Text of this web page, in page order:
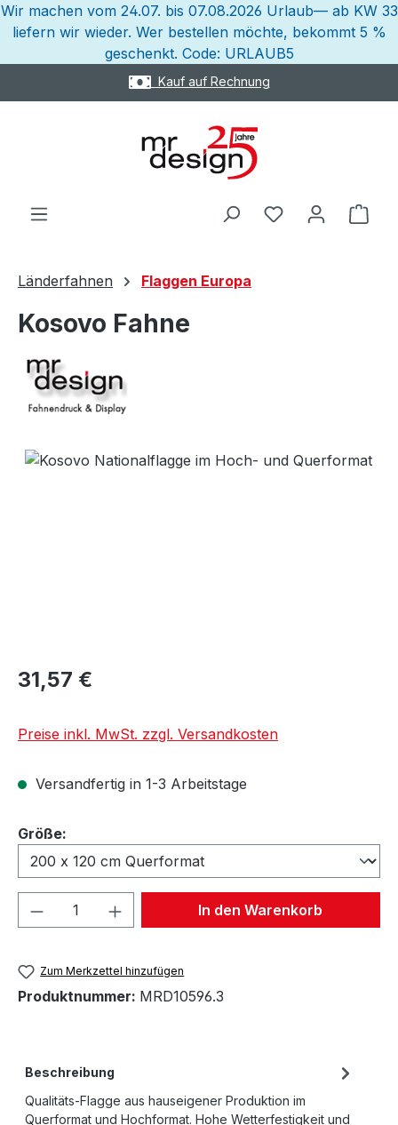
Zum Hauptinhalt springen
Wir machen vom 24.07. bis 07.08.2026 Urlaub— ab KW 33
liefern wir wieder. Wer bestellen möchte, bekommt 5 %
geschenkt. Code: URLAUB5
Express Versand möglich
Länderfahnen Flaggen Europa
Kosovo Fahne
Bildergalerie überspringen
31,57 €
Preise inkl. MwSt. zzgl. Versandkosten
Versandfertig in 1-3 Arbeitstage
Größe:
Produkt Anzahl: Gib denIn den Warenkorb
Zum Merkzettel hinzufügen
Produktnummer: MRD10596.3
Beschreibung
Qualitäts-Flagge aus hauseigener Produktion im
Querformat und Hochformat. Hohe Wetterfestigkeit und